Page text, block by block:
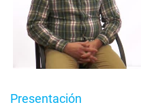
Presentación